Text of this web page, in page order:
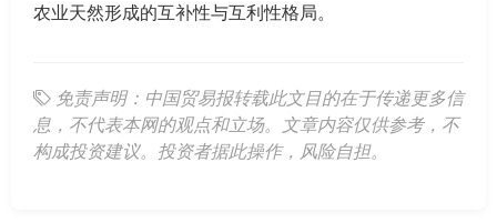
农业天然形成的互补性与互利性格局。
免责声明：中国贸易报转载此文目的在于传递更多信
息，不代表本网的观点和立场。文章内容仅供参考，不
构成投资建议。投资者据此操作，风险自担。